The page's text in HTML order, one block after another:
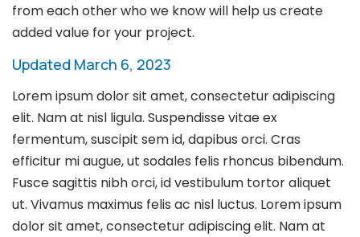
from each other who we know will help us create
added value for your project.
Updated March 6, 2023
Lorem ipsum dolor sit amet, consectetur adipiscing
elit. Nam at nisl ligula. Suspendisse vitae ex
fermentum, suscipit sem id, dapibus orci. Cras
efficitur mi augue, ut sodales felis rhoncus bibendum.
Fusce sagittis nibh orci, id vestibulum tortor aliquet
ut. Vivamus maximus felis ac nisl luctus. Lorem ipsum
dolor sit amet, consectetur adipiscing elit. Nam at